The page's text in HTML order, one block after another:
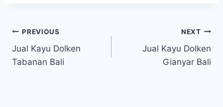
Navigasi
pos
PREVIOUS
Jual Kayu Dolken
Tabanan Bali
NEXT
Jual Kayu Dolken
Gianyar Bali